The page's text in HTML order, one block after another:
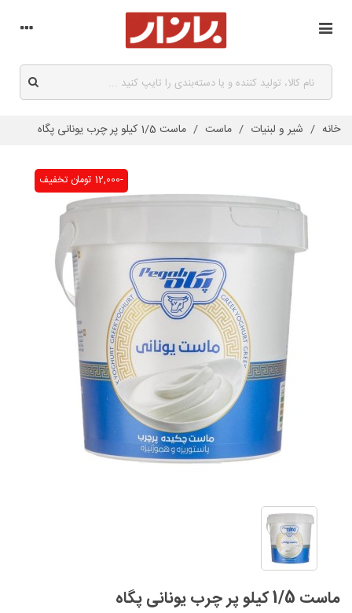
خانه / شیر و لبنیات / ماست / ماست 1/5 کیلو پر چرب یونانی پگاه
تخفیف -12,000 تومان
ماست 1/5 کیلو پر چرب یونانی پگاه